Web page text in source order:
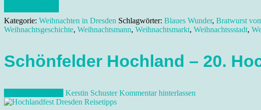
Kategorie: Weihnachten in Dresden Schlagwörter: Blaues Wunder, Bratwurst
Weihnachtsgeschichte, Weihnachtsmann, Weihnachtsmarkt, Weihnachtssstadt,
Schönfelder Hochland – 20.
Kerstin Schuster Kommentar hinterlassen